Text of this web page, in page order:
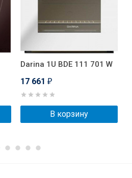
Darina 1U BDE 111 701 W
17 661 ₽
В корзину